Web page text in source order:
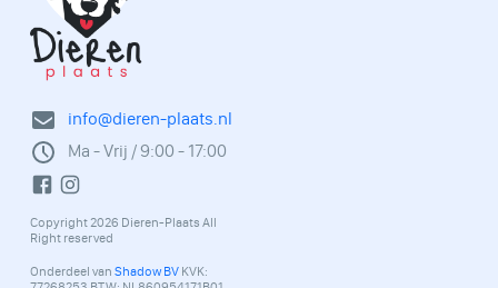
info@dieren-plaats.nl
Ma - Vrij / 9:00 - 17:00
Copyright 2026 Dieren-Plaats All
Right reserved
Onderdeel van Shadow BV KVK: